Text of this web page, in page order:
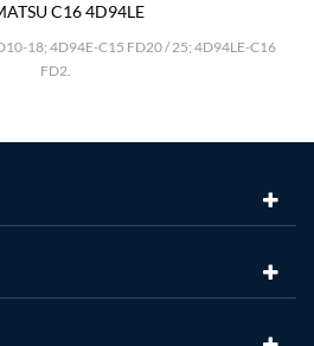
C16 4D94LE
18; 4D94E-C15 FD20 / 25; 4D94LE-C16
FD2.